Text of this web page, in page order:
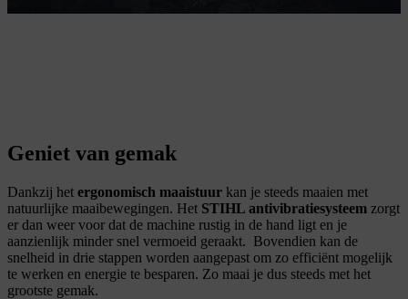
Geniet van gemak
Dankzij het ergonomisch maaistuur kan je steeds maaien met
natuurlijke maaibewegingen. Het STIHL antivibratiesysteem zorgt
er dan weer voor dat de machine rustig in de hand ligt en je
aanzienlijk minder snel vermoeid geraakt. Bovendien kan de
snelheid in drie stappen worden aangepast om zo efficiënt mogelijk
te werken en energie te besparen. Zo maai je dus steeds met het
grootste gemak.